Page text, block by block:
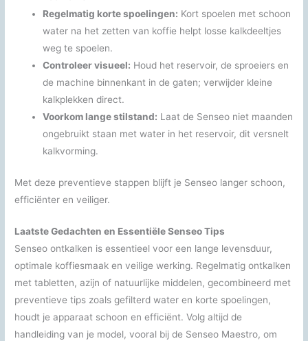
Regelmatig korte spoelingen: Kort spoelen met schoon
water na het zetten van koffie helpt losse kalkdeeltjes
weg te spoelen.
Controleer visueel: Houd het reservoir, de sproeiers en
de machine binnenkant in de gaten; verwijder kleine
kalkplekken direct.
Voorkom lange stilstand: Laat de Senseo niet maanden
ongebruikt staan met water in het reservoir, dit versnelt
kalkvorming.
Met deze preventieve stappen blijft je Senseo langer schoon,
efficiënter en veiliger.
Laatste Gedachten en Essentiële Senseo Tips
Senseo ontkalken is essentieel voor een lange levensduur,
optimale koffiesmaak en veilige werking. Regelmatig ontkalken
met tabletten, azijn of natuurlijke middelen, gecombineerd met
preventieve tips zoals gefilterd water en korte spoelingen,
houdt je apparaat schoon en efficiënt. Volg altijd de
handleiding van je model, vooral bij de Senseo Maestro, om